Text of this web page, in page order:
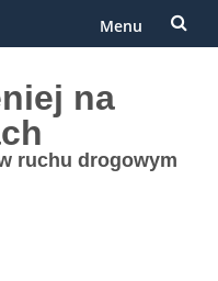
Menu
na
ruchu drogowym